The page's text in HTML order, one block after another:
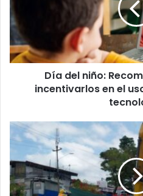
para
incentivarlos
el
uso
responsableDía del niño:
incentivarlos en el
Diputados
piden
implementar
teletrabajo
a
funcionarios